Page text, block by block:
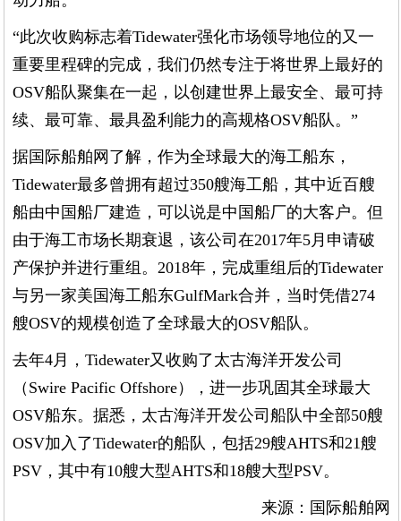
“此次收购标志着Tidewater强化市场领导地位的又一
重要里程碑的完成，我们仍然专注于将世界上最好的
OSV船队聚集在一起，以创建世界上最安全、最可持
续、最可靠、最具盈利能力的高规格OSV船队。”
据国际船舶网了解，作为全球最大的海工船东，
Tidewater最多曾拥有超过350艘海工船，其中近百艘
船由中国船厂建造，可以说是中国船厂的大客户。但
由于海工市场长期衰退，该公司在2017年5月申请破
产保护并进行重组。2018年，完成重组后的Tidewater
与另一家美国海工船东GulfMark合并，当时凭借274
艘OSV的规模创造了全球最大的OSV船队。
去年4月，Tidewater又收购了太古海洋开发公司
（Swire Pacific Offshore），进一步巩固其全球最大
OSV船东。据悉，太古海洋开发公司船队中全部50艘
OSV加入了Tidewater的船队，包括29艘AHTS和21艘
PSV，其中有10艘大型AHTS和18艘大型PSV。
来源：国际船舶网